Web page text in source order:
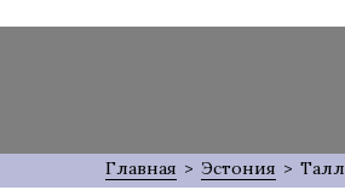
Главная > Эстония >